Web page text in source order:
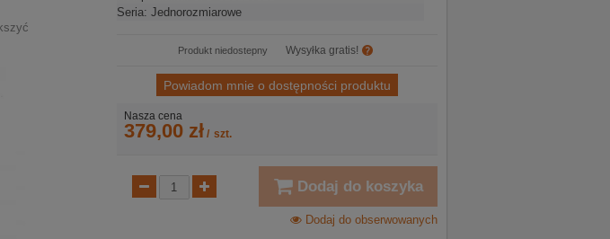
Seria: Jednorozmiarowe
Produkt niedostepny Wysyłka gratis!
Powiadom mnie o dostępności produktu
Nasza cena
379,00 zł/ szt.
Dodaj do koszyka
Dodaj do obserwowanych